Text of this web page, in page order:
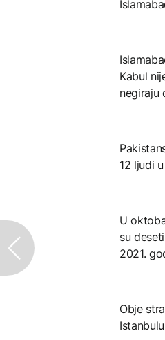
Kabul
negiraju
12 ljudi
U
su
2021.
Obje